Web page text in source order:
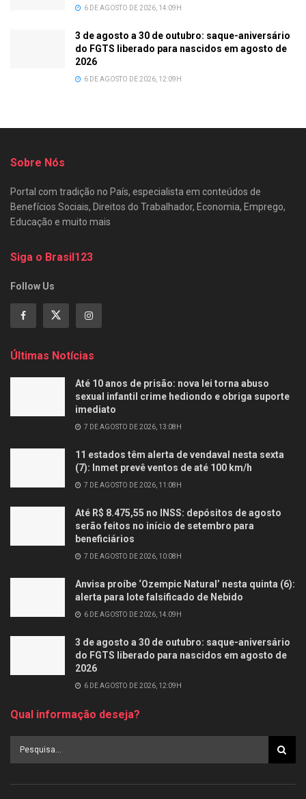
6 DE AGOSTO DE 2026, 14:09H
3 de agosto a 30 de outubro: saque-aniversário
do FGTS liberado para nascidos em agosto de
2026
6 DE AGOSTO DE 2026, 12:09H
Sobre Nós
Portal com tradição no País, especialista em conteúdos de
Benefícios Sociais, Direitos do Trabalhador, Economia, Emprego,
Educação e muito mais
Siga o Brasil123
Follow Us
Últimas Notícias
Até 10 anos de prisão: nova lei torna abuso
sexual infantil crime hediondo e obriga suporte
imediato
7 DE AGOSTO DE 2026, 13:08H
11 estados têm alerta de vendaval nesta sexta
(7): Inmet prevê ventos de até 100 km/h
7 DE AGOSTO DE 2026, 11:08H
Até R$ 8.475,55 no INSS: depósitos de agosto
serão feitos no início de setembro para
beneficiários
7 DE AGOSTO DE 2026, 10:08H
Anvisa proíbe ‘Ozempic Natural’ nesta quinta (6):
alerta para lote falsificado de Nebido
6 DE AGOSTO DE 2026, 14:09H
3 de agosto a 30 de outubro: saque-aniversário
do FGTS liberado para nascidos em agosto de
2026
6 DE AGOSTO DE 2026, 12:09H
Qual informação deseja?